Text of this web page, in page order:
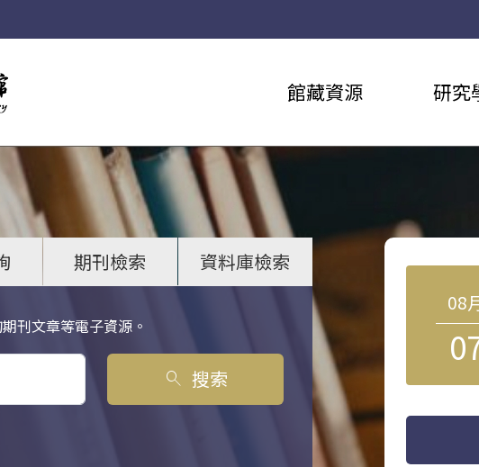
館藏資源 研究
期刊檢索 資料庫檢索
刊文章等電子資源。
search 搜索
08